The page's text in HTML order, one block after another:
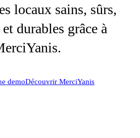
locaux sains, sûrs,
durables grâce à
demoDécouvrir MerciYanis